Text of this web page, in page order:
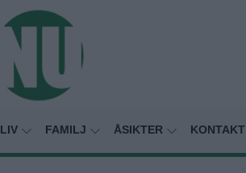
FAMILJ ÅSIKTER KONTAKT